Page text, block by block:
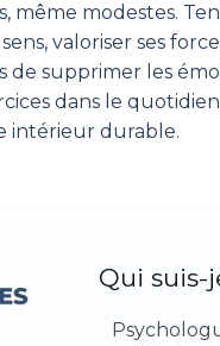
même modestes.
valoriser ses
supprimer les
dans le
intérieur durable.
Qui suis-